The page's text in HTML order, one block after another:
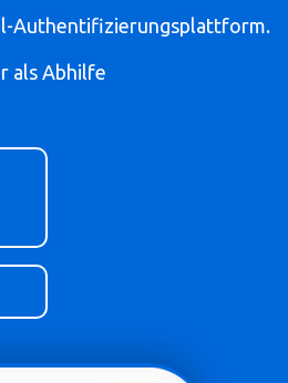
Authentifizierungsplattform.
als Abhilfe